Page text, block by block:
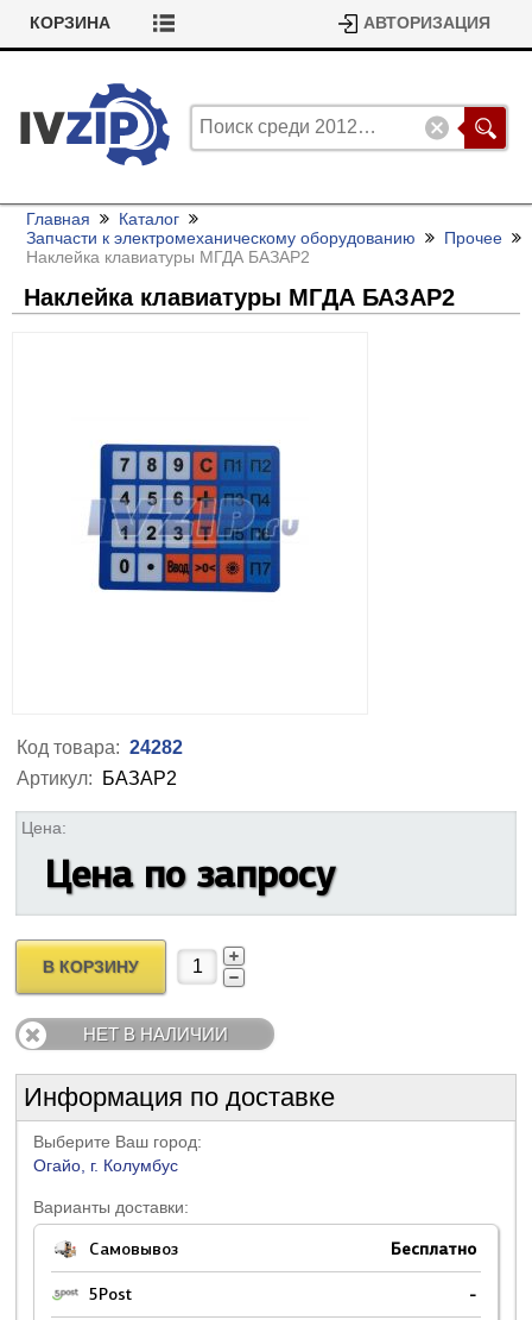
КОРЗИНА АВТОРИЗАЦИЯ
Главная
Каталог
Запчасти к электромеханическому оборудованию
Прочее
Наклейка клавиатуры МГДА БАЗАР2
Наклейка клавиатуры МГДА БАЗАР2
Код товара: 24282
Артикул:
БАЗАР2
Цена:
Цена по запросу
В КОРЗИНУ
НЕТ В НАЛИЧИИ
Информация по доставке
Выберите Ваш город:
Огайо, г. Колумбус
Варианты доставки:
Самовывоз Бесплатно
5Post -